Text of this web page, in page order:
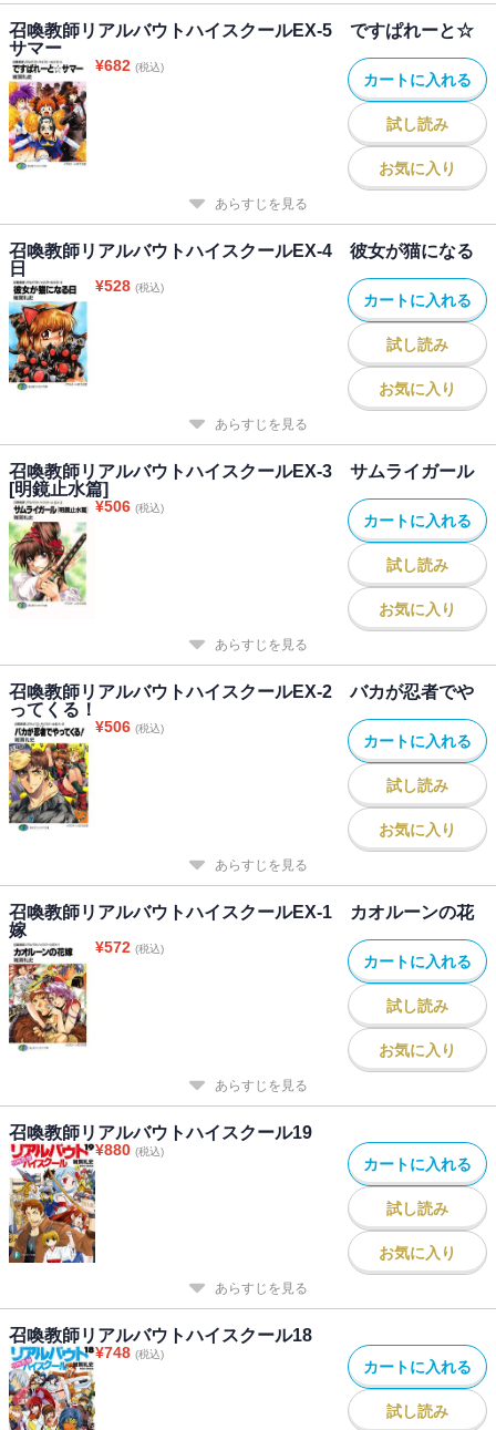
召喚教師リアルバウトハイスクールEX-5 ですぱれーと☆
サマー
¥682 (税込)
カートに入れる
試し読み
お気に入り
あらすじを見る
召喚教師リアルバウトハイスクールEX-4 彼女が猫になる
日
¥528 (税込)
カートに入れる
試し読み
お気に入り
あらすじを見る
召喚教師リアルバウトハイスクールEX-3 サムライガール
[明鏡止水篇]
¥506 (税込)
カートに入れる
試し読み
お気に入り
あらすじを見る
召喚教師リアルバウトハイスクールEX-2 バカが忍者でや
ってくる！
¥506 (税込)
カートに入れる
試し読み
お気に入り
あらすじを見る
召喚教師リアルバウトハイスクールEX-1 カオルーンの花
嫁
¥572 (税込)
カートに入れる
試し読み
お気に入り
あらすじを見る
召喚教師リアルバウトハイスクール19
¥880 (税込)
カートに入れる
試し読み
お気に入り
あらすじを見る
召喚教師リアルバウトハイスクール18
¥748 (税込)
カートに入れる
試し読み